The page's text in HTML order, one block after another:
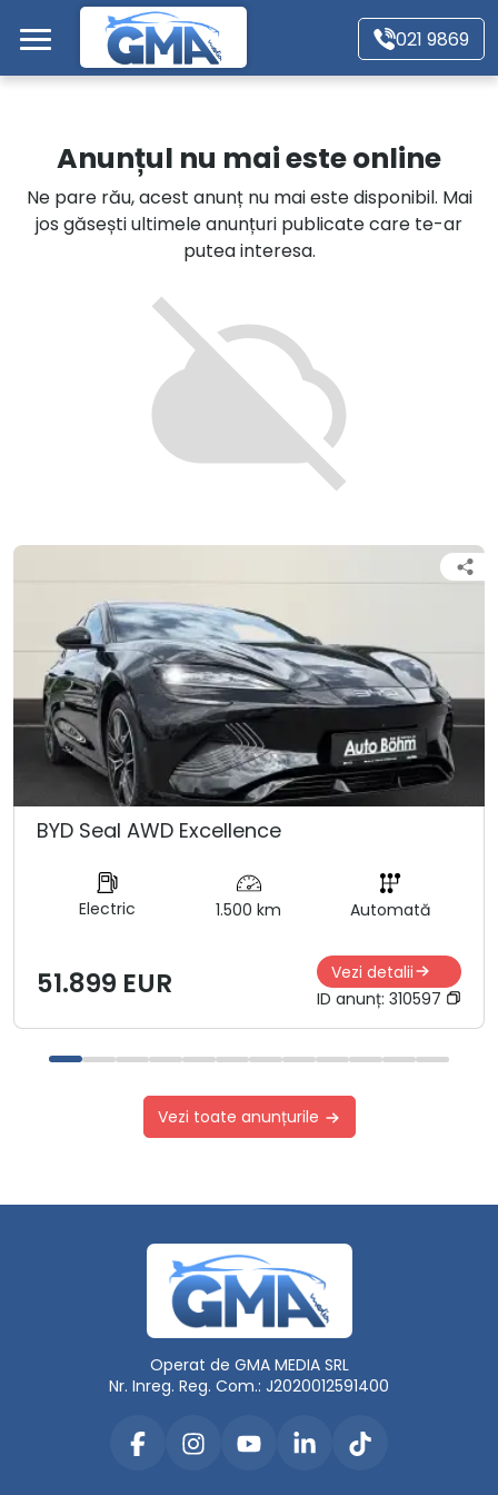
Mergi direct la conținutul principal
021 9869
Autoturisme
Motociclete
Autoutilitare
Alte tipuri vehicule
Anunțul nu mai este online
Ne pare rău, acest anunț nu mai este disponibil. Mai
jos găsești ultimele anunțuri publicate care te-ar
putea interesa.
BYD Seal AWD Excellence
Electric 1.500 km Automată
51.899 EUR
Vezi detalii
ID anunț: 310597
Vezi toate anunțurile
Operat de GMA MEDIA SRL
Nr. Inreg. Reg. Com.: J2020012591400